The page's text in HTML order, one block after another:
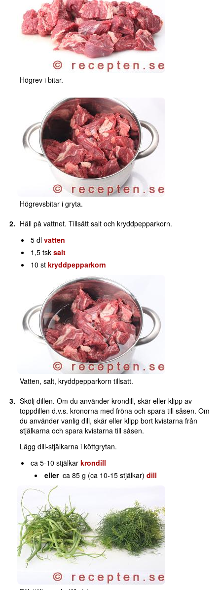
Högrev i bitar.
Högrevsbitar i gryta.
Häll på vattnet. Tillsätt salt och kryddpepparkorn.
5 dlvatten
1,5 tsksalt
10 stkryddpepparkorn
Vatten, salt, kryddpepparkorn tillsatt.
Skölj dillen. Om du använder krondill, skär eller klipp av
toppdillen d.v.s. kronorna med fröna och spara till såsen. Om
du använder vanlig dill, skär eller klipp bort kvistarna från
stjälkarna och spara kvistarna till såsen.
Lägg dill-stjälkarna i köttgrytan.
ca 5-10 stjälkarkrondill
ellerca 85 g (ca 10-15 stjälkar)dill